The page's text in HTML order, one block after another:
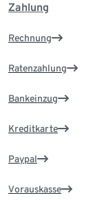
Zahlung
Rechnung
Ratenzahlung
Bankeinzug
Kreditkarte
Paypal
Vorauskasse